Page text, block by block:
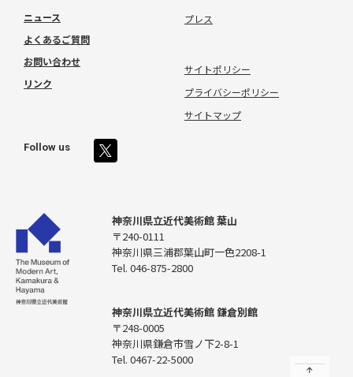
ニュース
よくあるご質問
お問い合わせ
リンク
プレス
サイトポリシー
プライバシーポリシー
サイトマップ
Follow us
神奈川県立近代美術館 葉山
〒240-0111
神奈川県三浦郡葉山町一色2208-1
Tel. 046-875-2800
神奈川県立近代美術館 鎌倉別館
〒248-0005
神奈川県鎌倉市雪ノ下2-8-1
Tel. 0467-22-5000